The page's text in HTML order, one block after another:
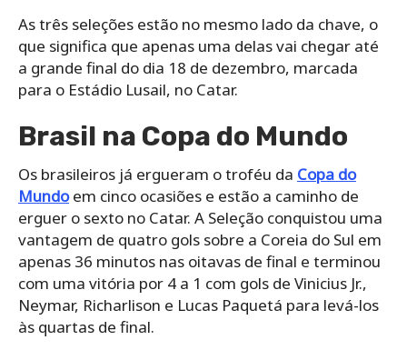
As três seleções estão no mesmo lado da chave, o
que significa que apenas uma delas vai chegar até
a grande final do dia 18 de dezembro, marcada
para o Estádio Lusail, no Catar.
Brasil na Copa do Mundo
Os brasileiros já ergueram o troféu da Copa do
Mundoem cinco ocasiões e estão a caminho de
erguer o sexto no Catar. A Seleção conquistou uma
vantagem de quatro gols sobre a Coreia do Sul em
apenas 36 minutos nas oitavas de final e terminou
com uma vitória por 4 a 1 com gols de Vinicius Jr.,
Neymar, Richarlison e Lucas Paquetá para levá-los
às quartas de final.